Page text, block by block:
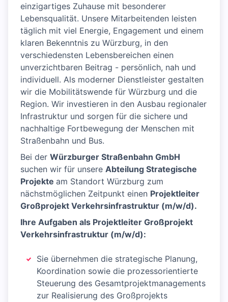
einzigartiges Zuhause mit besonderer
Lebensqualität. Unsere Mitarbeitenden leisten
täglich mit viel Energie, Engagement und einem
klaren Bekenntnis zu Würzburg, in den
verschiedensten Lebensbereichen einen
unverzichtbaren Beitrag - persönlich, nah und
individuell. Als moderner Dienstleister gestalten
wir die Mobilitätswende für Würzburg und die
Region. Wir investieren in den Ausbau regionaler
Infrastruktur und sorgen für die sichere und
nachhaltige Fortbewegung der Menschen mit
Straßenbahn und Bus.
Bei der Würzburger Straßenbahn GmbH
suchen wir für unsere Abteilung Strategische
Projekte am Standort Würzburg zum
nächstmöglichen Zeitpunkt einen Projektleiter
Großprojekt Verkehrsinfrastruktur (m/w/d).
Ihre Aufgaben als Projektleiter Großprojekt
Verkehrsinfrastruktur (m/w/d):
Sie übernehmen die strategische Planung,
Koordination sowie die prozessorientierte
Steuerung des Gesamtprojektmanagements
zur Realisierung des Großprojekts